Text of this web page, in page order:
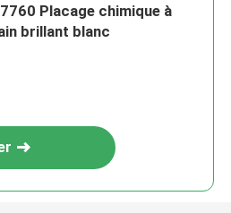
Placage chimique à
brillant blanc